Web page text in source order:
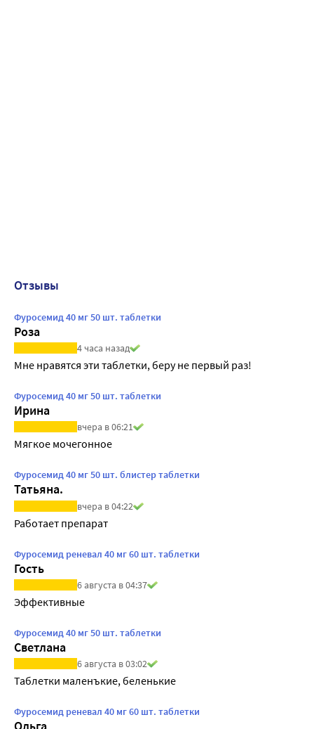
Отзывы
Фуросемид 40 мг 50 шт. таблетки
Роза
4 часа назад
Мне нравятся эти таблетки, беру не первый раз!
Фуросемид 40 мг 50 шт. таблетки
Ирина
вчера в 06:21
Мягкое мочегонное
Фуросемид 40 мг 50 шт. блистер таблетки
Татьяна.
вчера в 04:22
Работает препарат
Фуросемид реневал 40 мг 60 шт. таблетки
Гость
6 августа в 04:37
Эффективные
Фуросемид 40 мг 50 шт. таблетки
Светлана
6 августа в 03:02
Таблетки маленъкие, беленькие
Фуросемид реневал 40 мг 60 шт. таблетки